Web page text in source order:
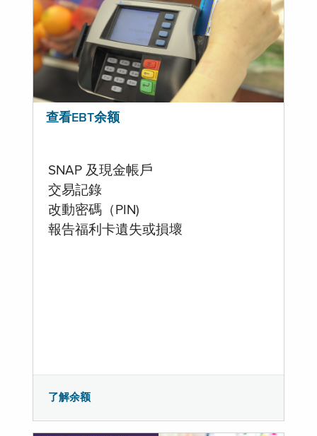
查看EBT余额
SNAP 及現金帳戶
交易記錄
改動密碼（PIN)
報告福利卡遺失或損壞
了解余额